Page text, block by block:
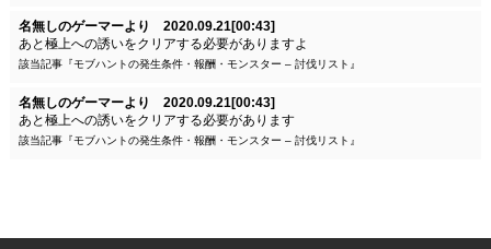
名無しのゲーマーより 2020.09.21[00:43]
あと極上への誘いをクリアする必要がありますよ
該当記事『モブハントの発生条件・報酬・モンスター – 討伐リスト』
名無しのゲーマーより 2020.09.21[00:43]
あと極上への誘いをクリアする必要があります
該当記事『モブハントの発生条件・報酬・モンスター – 討伐リスト』